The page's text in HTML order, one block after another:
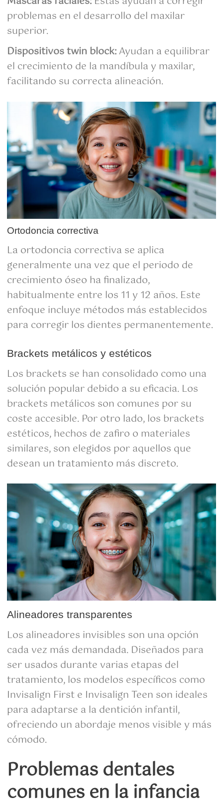
problemas en el desarrollo del maxilar
superior.
Dispositivos twin block:Ayudan a equilibrar
el crecimiento de la mandíbula y maxilar,
facilitando su correcta alineación.
Ortodoncia correctiva
La ortodoncia correctiva se aplica
generalmente una vez que el periodo de
crecimiento óseo ha finalizado,
habitualmente entre los 11 y 12 años. Este
enfoque incluye métodos más establecidos
para corregir los dientes permanentemente.
Brackets metálicos y estéticos
Los brackets se han consolidado como una
solución popular debido a su eficacia. Los
brackets metálicos son comunes por su
coste accesible. Por otro lado, los brackets
estéticos, hechos de zafiro o materiales
similares, son elegidos por aquellos que
desean un tratamiento más discreto.
Alineadores transparentes
Los alineadores invisibles son una opción
cada vez más demandada. Diseñados para
ser usados durante varias etapas del
tratamiento, los modelos específicos como
Invisalign First e Invisalign Teen son ideales
para adaptarse a la dentición infantil,
ofreciendo un abordaje menos visible y más
cómodo.
Problemas dentales
comunes en la infancia